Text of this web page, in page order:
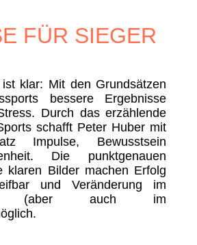
FÜR SIEGER
klar: Mit den Grundsätzen
bessere Ergebnisse
Durch das erzählende
schafft Peter Huber mit
Impulse, Bewusstsein
Die punktgenauen
klaren Bilder machen Erfolg
und Veränderung im
(aber auch im